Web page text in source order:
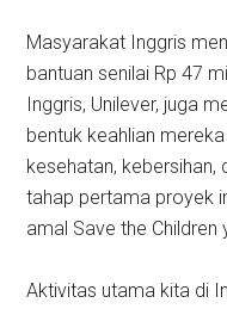
Masyarakat Inggris
bantuan senilai Rp 47
Inggris, Unilever, juga
bentuk keahlian
kesehatan, kebersihan,
tahap pertama proyek
amal Save the Children
Aktivitas utama kita di